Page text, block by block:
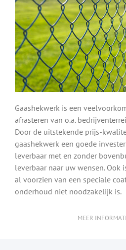
Gaashekwerk is een
afrasteren van o.a.
Door de uitstekende prijs-
gaashekwerk een goede
leverbaar met en zonder
leverbaar naar uw wensen. Ook
al voorzien van een speciale
onderhoud niet noodzakelijk is.
MEER